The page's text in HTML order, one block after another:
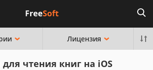
Лицензия
чтения книг на iOS